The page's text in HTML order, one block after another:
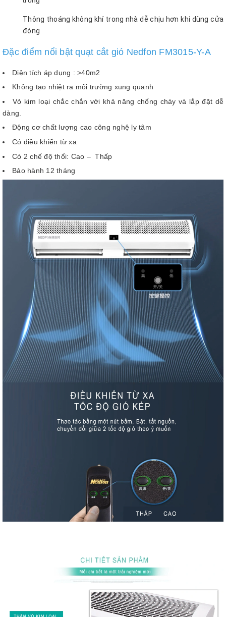
Thông thoáng không khí trong nhà dễ chịu hơn khi dùng cửa
đóng
Đặc điểm nổi bật quạt cắt gió Nedfon FM3015-Y-A
Diện tích áp dụng : >40m2
Không tạo nhiệt ra môi trường xung quanh
Vỏ kim loại chắc chắn với khả năng chống cháy và lắp đặt dễ
dàng.
Động cơ chất lượng cao công nghệ ly tâm
Có điều khiển từ xa
Có 2 chế độ thổi: Cao – Thấp
Bảo hành 12 tháng